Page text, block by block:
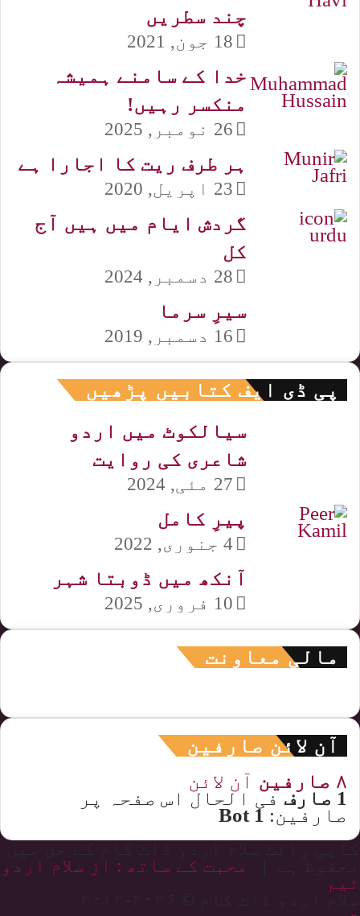
چند سطریں
18 جون, 2021
خدا کے سامنے ہمیشہ
منکسر رہیں!
26 نومبر, 2025
ہر طرف ریت کا اجارا ہے
23 اپریل, 2020
گردش ایام میں ہیں آج
کل
28 دسمبر, 2024
سیرِ سرما
16 دسمبر, 2019
پی ڈی ایف کتابیں پڑھیں
سیالکوٹ میں اردو
شاعری کی روایت
27 مئی, 2024
پیرِ کامل
4 جنوری, 2022
آنکھ میں ڈوبتا شہر
10 فروری, 2025
مالی معاونت
آن لائن صارفین
۸ صارفین آن لائن
1 صارف فی الحال اس صفحہ پر
صارفین: 1 Bot
محبت کے ساتھ : از سلام اردو
ٹیم
سلام اردو ڈاٹ کام © ۲۰۲۶-۲۰۱۲